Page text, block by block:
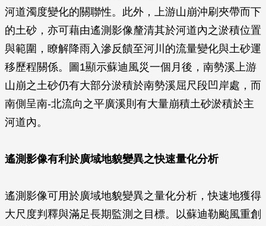
河道濁度變化的關聯性。此外，上游山崩沖刷夾帶而下
的土砂，亦可藉由遙測影像釐清其於河道內之淤積位置
與範圍，瞭解降雨入滲反饋至河川的流量變化與土砂運
移歷程關係。圖1顯示蘇迪風災一個月後，南勢溪上游
山崩之土砂仍有大部分淤積於南勢溪屈尺段凹岸處，而
南側呈南-北流向之平廣溪則有大量崩積土砂淤積於主
河道內。
遙測影像有利於廣域地貌變異之快速量化分析
遙測影像可用於廣域地貌變異之量化分析，快速地獲得
大尺度判釋與滿足長期監測之目標。以蘇迪勒颱風重創